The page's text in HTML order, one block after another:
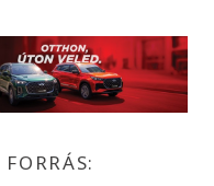
FORRÁS: